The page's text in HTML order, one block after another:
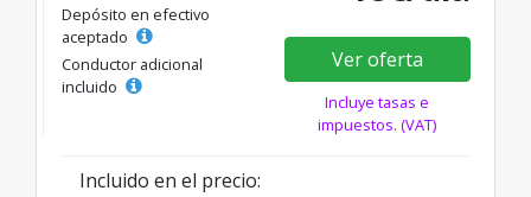
Depósito en efectivo
aceptado
Conductor adicional
incluido
Ver oferta
Incluye tasas e
impuestos. (VAT)
Incluido en el precio: